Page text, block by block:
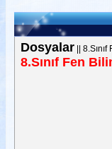
Dosyalar||
8.Sınıf Fen